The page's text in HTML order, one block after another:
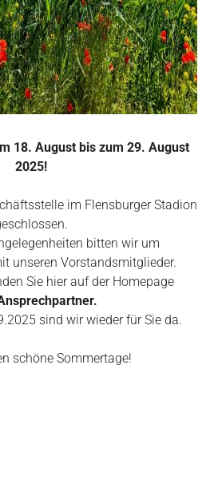
KONTAKT
18. August bis zum 29. August
2025!
im Flensburger Stadion
bitten wir um
unseren Vorstandsmitglieder.
Sie hier auf der Homepage
sind wir wieder für Sie da.
schöne Sommertage!